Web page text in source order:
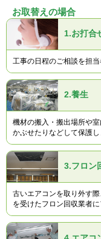
お取替えの場合
1.お打合
工事の日程のご相談を担
2.養生
機材の搬入・搬出場所や
かぶせたりなどして保護し
3.フロン
古いエアコンを取り外す
を受けたフロン回収業者